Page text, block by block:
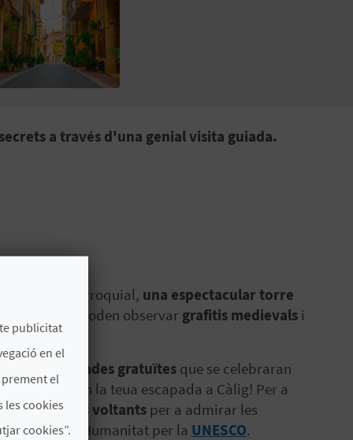
a través d'una genial visita guiada.
església parroquial, una espectacular torre
encara es poden observar grafitis medievals i
visites guiades gratuïtes que se celebraran
incloure en la teua escapada a Càlig! Per a
pels seus voltants per a admirar les
de la Humanitat per la UNESCO.
publicitat
en el
el
les cookies
cookies”.